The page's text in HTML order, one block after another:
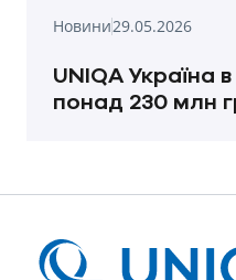
Новини29.05.2026
UNIQA Україна
понад 230 млн